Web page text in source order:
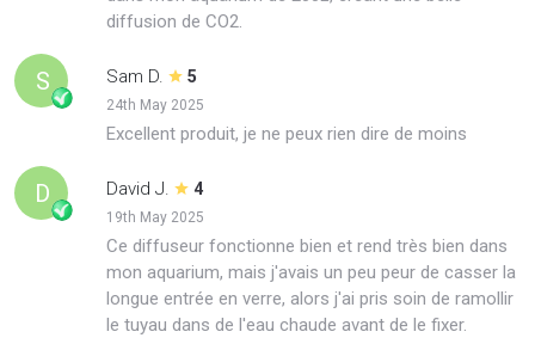
diffusion de CO2.
S Sam D. 5
24th May 2025
Excellent produit, je ne peux rien dire de moins
D David J. 4
19th May 2025
Ce diffuseur fonctionne bien et rend très bien dans
mon aquarium, mais j'avais un peu peur de casser la
longue entrée en verre, alors j'ai pris soin de ramollir
le tuyau dans de l'eau chaude avant de le fixer.